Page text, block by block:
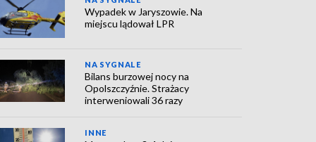
Wypadek w Jaryszowie. Na
miejscu lądował LPR
NA SYGNALE
Bilans burzowej nocy na
Opolszczyźnie. Strażacy
interweniowali 36 razy
INNE